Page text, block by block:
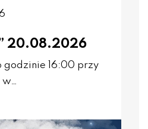
20.08.2026
16:00 przy
w…